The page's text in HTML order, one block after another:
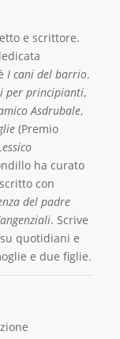
e scrittore.
I cani del barrio.
per principianti,
Asdrubale,
(Premio
ha curato
con
del padre
. Scrive
quotidiani e
e due figlie.